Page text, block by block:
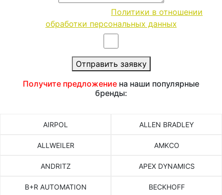
Политики в отношении
обработки персональных данных
Отправить заявку
Получите предложение на наши популярные
бренды:
AIRPOL ALLEN BRADLEY
ALLWEILER AMKCO
ANDRITZ APEX DYNAMICS
B+R AUTOMATION BECKHOFF